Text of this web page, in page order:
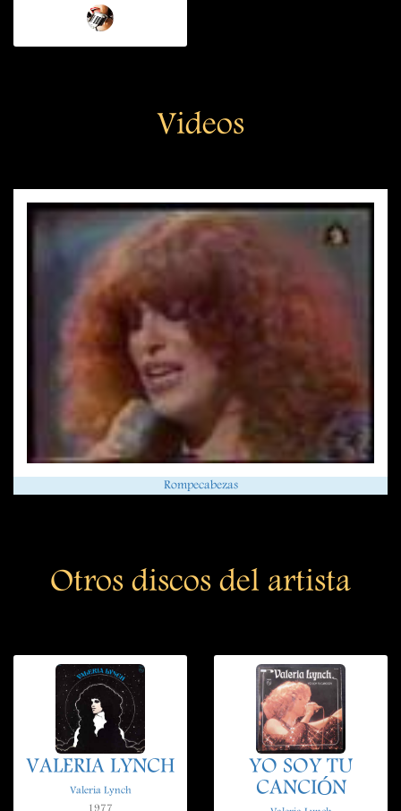
Videos
Rompecabezas
Otros discos del artista
VALERIA LYNCH
Valeria Lynch
1977
YO SOY TU
CANCIÓN